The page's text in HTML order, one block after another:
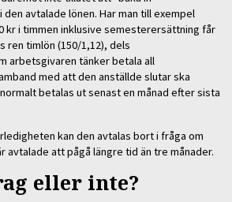
avtalade lönen. Har man till exempel
kr i timmen inklusive semesterersättning får
ren timlön (150/1,12), dels
arbetsgivaren tänker betala all
med att den anställde slutar ska
betalas ut senast en månad efter sista
kan den avtalas bort i fråga om
avtalade att pågå längre tid än tre månader.
eller inte?